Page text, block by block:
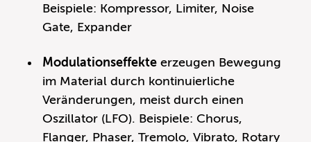
Beispiele: Kompressor, Limiter, Noise
Gate, Expander
Modulationseffekte erzeugen Bewegung
im Material durch kontinuierliche
Veränderungen, meist durch einen
Oszillator (LFO). Beispiele: Chorus,
Flanger, Phaser, Tremolo, Vibrato, Rotary